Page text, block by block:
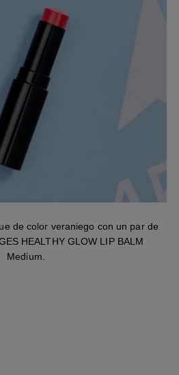
de color veraniego con un par de
HEALTHY GLOW LIP BALM
Medium.